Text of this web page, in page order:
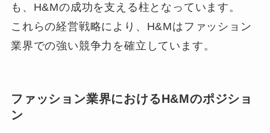
も、H&Mの成功を支える柱となっています。
これらの経営戦略により、H&Mはファッション
業界での強い競争力を確立しています。
ファッション業界におけるH&Mのポジショ
ン